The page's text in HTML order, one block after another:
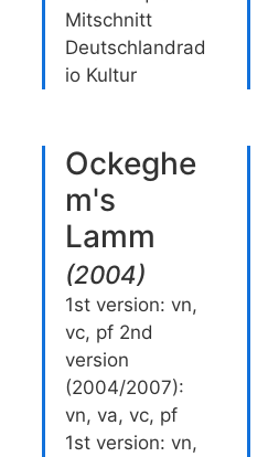
Mitschnitt
Deutschlandrad
io Kultur
Ockeghe
m's
Lamm
(2004)
1st version: vn,
vc, pf 2nd
version
(2004/2007):
vn, va, vc, pf
1st version: vn,